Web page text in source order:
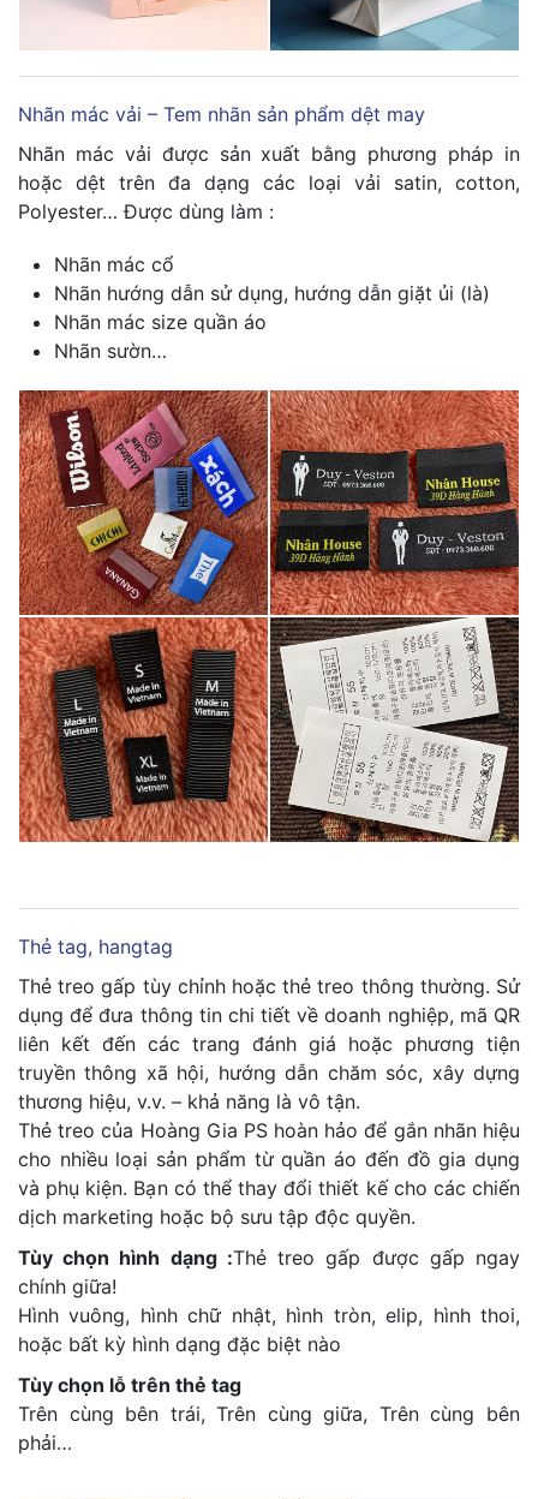
Nhãn mác vải – Tem nhãn sản phẩm dệt may
Nhãn mác vải được sản xuất bằng phương pháp in
hoặc dệt trên đa dạng các loại vải satin, cotton,
Polyester… Được dùng làm :
Nhãn mác cổ
Nhãn hướng dẫn sử dụng, hướng dẫn giặt ủi (là)
Nhãn mác size quần áo
Nhãn sườn…
Thẻ tag, hangtag
Thẻ treo gấp tùy chỉnh hoặc thẻ treo thông thường. Sử
dụng để đưa thông tin chi tiết về doanh nghiệp, mã QR
liên kết đến các trang đánh giá hoặc phương tiện
truyền thông xã hội, hướng dẫn chăm sóc, xây dựng
thương hiệu, v.v. – khả năng là vô tận.
Thẻ treo của Hoàng Gia PS hoàn hảo để gắn nhãn hiệu
cho nhiều loại sản phẩm từ quần áo đến đồ gia dụng
và phụ kiện. Bạn có thể thay đổi thiết kế cho các chiến
dịch marketing hoặc bộ sưu tập độc quyền.
Tùy chọn hình dạng :Thẻ treo gấp được gấp ngay
chính giữa!
Hình vuông, hình chữ nhật, hình tròn, elip, hình thoi,
hoặc bất kỳ hình dạng đặc biệt nào
Tùy chọn lỗ trên thẻ tag
Trên cùng bên trái, Trên cùng giữa, Trên cùng bên
phải…